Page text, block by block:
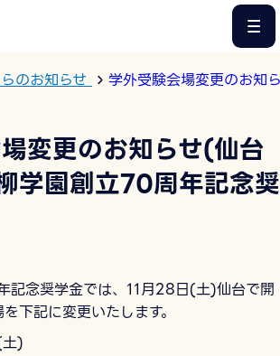
のお知らせ 学外受験会場変更のお知
変更のお知らせ(仙台
学園創立70周年記念奨
記念奨学金では、11月28日(土)仙台で開
下記に変更いたします。
)